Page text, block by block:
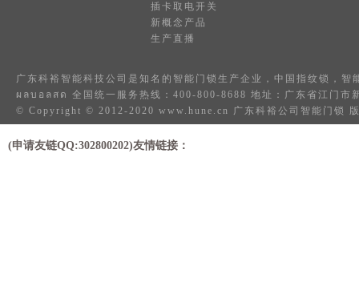
插卡取电开关
新概念产品
生产直播
广东科裕智能科技公司是知名的 智能门锁 生产企业，中国 指纹锁 ， 智
ผลบอลสด 全国统一服务热线：400-800-8688 地址：广东省江门市
© Copyright © 2012-2020 www.hune.cn 广东科裕公司智能门锁
(申请友链QQ:302800202)友情链接：